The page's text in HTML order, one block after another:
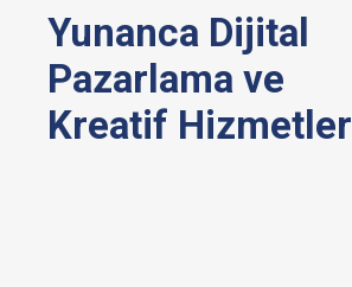
Yunanca Dijital
Pazarlama ve
Kreatif Hizmetler